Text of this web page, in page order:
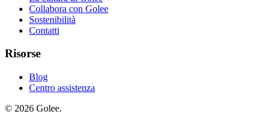
Collabora con Golee
Sostenibilità
Contatti
Risorse
Blog
Centro assistenza
© 2026 Golee.